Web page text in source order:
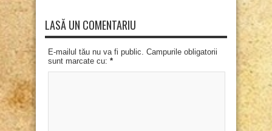
LASĂ UN COMENTARIU
E-mailul tău nu va fi public. Campurile obligatorii
sunt marcate cu: *